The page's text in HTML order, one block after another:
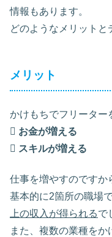
情報もあります。
どのようなメリットと
メリット
かけもちでフリーター
 お金が増える
 スキルが増える
仕事を増やすのですか
基本的に2箇所の職場
上の収入が得られるで
また、複数の業種をか